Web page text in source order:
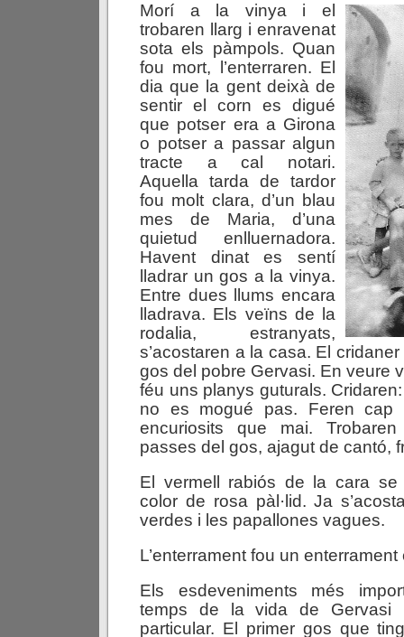
Morí a la vinya i el
trobaren llarg i enravenat
sota els pàmpols. Quan
fou mort, l’enterraren. El
dia que la gent deixà de
sentir el corn es digué
que potser era a Girona
o potser a passar algun
tracte a cal notari.
Aquella tarda de tardor
fou molt clara, d’un blau
mes de Maria, d’una
quietud enlluernadora.
Havent dinat es sentí
lladrar un gos a la vinya.
Entre dues llums encara
lladrava. Els veïns de la
rodalia, estranyats,
s’acostaren a la casa. El
gos del pobre Gervasi. En veure
féu uns planys guturals.
no es mogué pas. Feren cap
encuriosits que mai.
passes del gos, ajagut de cantó,
El vermell rabiós de la cara
color de rosa pàl·lid. Ja
verdes i les papallones vagues.
L’enterrament fou un
Els esdeveniments més
temps de la vida de Gervasi
particular. El primer gos que